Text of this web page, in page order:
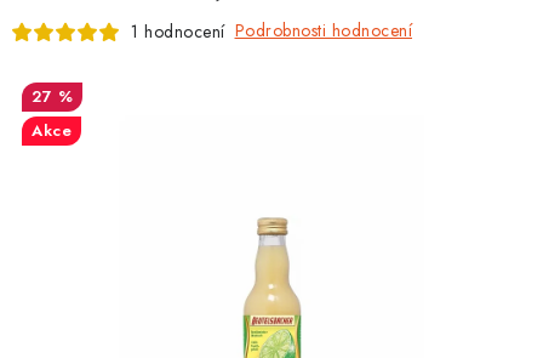
RECEPTY
1 hodnocení Podrobnosti hodnocení
27 %
Akce